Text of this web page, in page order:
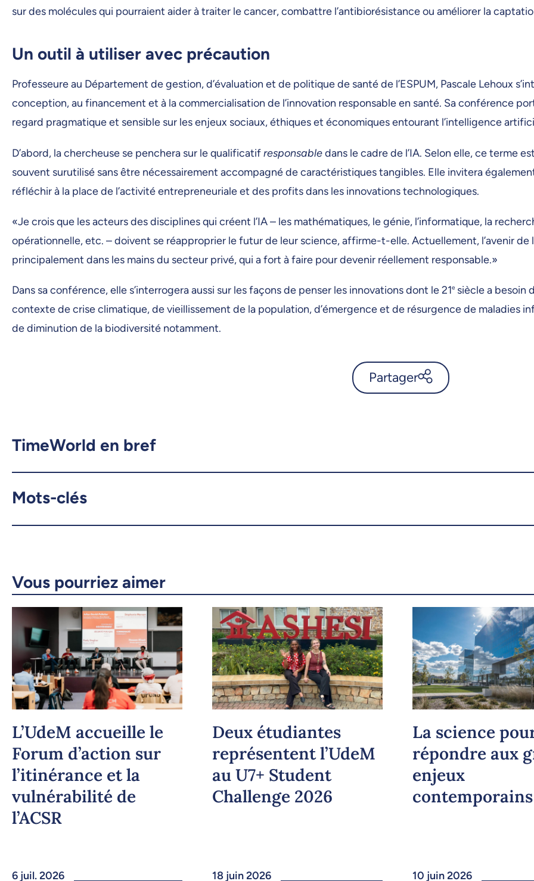
sur des molécules qui pourraient aider à traiter le cancer, combattre l’antibiorésistance ou améliorer la
Un outil à utiliser avec précaution
Professeure au Département de gestion, d’évaluation et de politique de santé de l’ESPUM, Pascale Lehoux
conception, au financement et à la commercialisation de l’innovation responsable en santé. Sa conférence
regard pragmatique et sensible sur les enjeux sociaux, éthiques et économiques entourant l’intelligence
D’abord, la chercheuse se penchera sur le qualificatifresponsabledans le cadre de l’IA. Selon elle, ce terme
souvent surutilisé sans être nécessairement accompagné de caractéristiques tangibles. Elle invitera
réfléchir à la place de l’activité entrepreneuriale et des profits dans les innovations technologiques.
«Je crois que les acteurs des disciplines qui créent l’IA – les mathématiques, le génie, l’informatique, la
opérationnelle, etc. – doivent se réapproprier le futur de leur science, affirme-t-elle. Actuellement, l’avenir de
principalement dans les mains du secteur privé, qui a fort à faire pour devenir réellement responsable.»
Dans sa conférence, elle s’interrogera aussi sur les façons de penser les innovations dont le 21e siècle a besoin
contexte de crise climatique, de vieillissement de la population, d’émergence et de résurgence de maladies
de diminution de la biodiversité notamment.
Partager
TimeWorld en bref
Mots-clés
Vous pourriez aimer
L’UdeM accueille le
Forum d’action sur
l’itinérance et la
vulnérabilité de
l’ACSR
6 juil. 2026
Deux étudiantes
représentent l’UdeM
au U7+ Student
Challenge 2026
18 juin 2026
La science
répondre aux
enjeux
contemporains
10 juin 2026